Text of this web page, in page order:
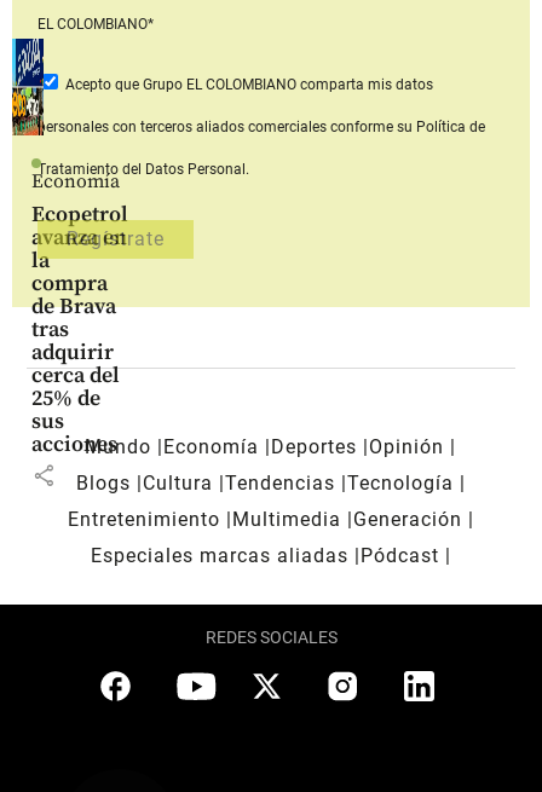
Economía
Ecopetrol
avanza en
la
compra
de Brava
tras
adquirir
cerca del
25% de
sus
acciones
share
EL COLOMBIANO*
Acepto que Grupo EL COLOMBIANOcomparta mis datos
personales con terceros aliados comerciales conforme su Política de
Tratamiento del Datos Personal.
Mundo Economía Deportes
Opinión
Blogs
Cultura Tendencias Tecnología
Entretenimiento
Multimedia
Generación
Especiales marcas aliadas
Pódcast
REDES SOCIALES